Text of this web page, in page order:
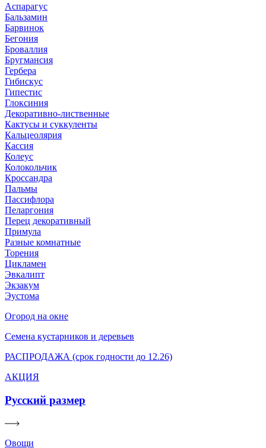
Аспарагус
Бальзамин
Барвинок
Бегония
Броваллия
Бругмансия
Гербера
Гибискус
Гипестис
Глоксиния
Декоративно-лиственные
Кактусы и суккуленты
Кальцеолярия
Кассия
Колеус
Колокольчик
Кроссандра
Пальмы
Пассифлора
Пеларгония
Перец декоративный
Примула
Разные комнатные
Торения
Цикламен
Эвкалипт
Экзакум
Эустома
Огород на окне
Семена кустарников и деревьев
РАСПРОДАЖА (срок годности до 12.26)
АКЦИЯ
Русский размер
Овощи